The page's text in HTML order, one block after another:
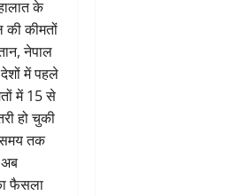
के
की कीमतों
नेपाल
में पहले
में 15 से
हो चुकी
समय तक
फैसला